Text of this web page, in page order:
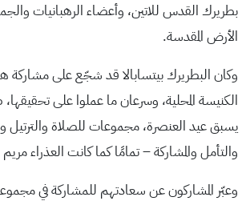
بطريرك القدس للاتين، وأعضاء الرهبانيات
الأرض المقدسة.
وكان البطريرك بيتسابالا قد شجّع على مشاركة
الكنيسة المحلية، وسرعان ما عملوا على
يسبق عيد العنصرة، مجموعات للصلاة والترتيل
والتأمل والمشاركة – تمامًا كما كانت العذراء مريم
وعبّر المشاركون عن سعادتهم للمشاركة في